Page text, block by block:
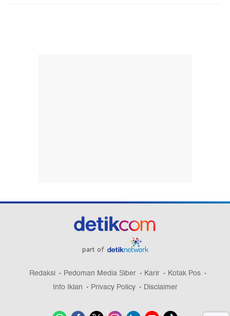
part of
Redaksi Pedoman Media Siber Karir
Kotak Pos
Info Iklan
Privacy Policy Disclaimer